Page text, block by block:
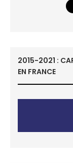
2015-2021 :
EN FRANCE